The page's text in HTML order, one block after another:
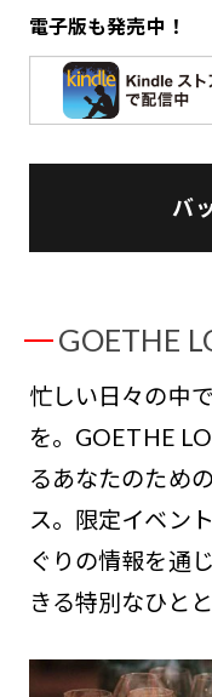
電子版も発売中！
バ
GOETHE
忙しい日々の中
を。GOETHE
るあなたのため
ス。限定イベン
ぐりの情報を通
きる特別なひと